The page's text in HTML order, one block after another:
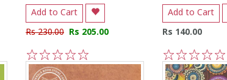
Add to Cart
Rs 230.00 Rs 205.00
5
4
3
2
1
Add to Cart
Rs 140.00
5
4
3
2
1